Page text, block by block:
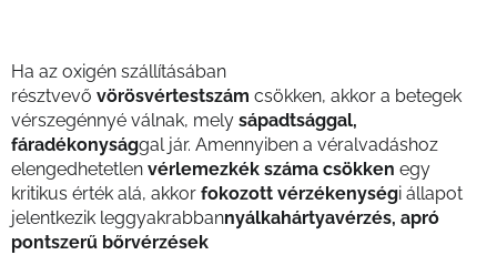
Ha az oxigén szállításában
résztvevő vörösvértestszám csökken, akkor a betegek
vérszegénnyé válnak, mely sápadtsággal,
fáradékonysággal jár. Amennyiben a véralvadáshoz
elengedhetetlen vérlemezkék száma csökken egy
kritikus érték alá, akkor fokozott vérzékenységi állapot
jelentkezik leggyakrabbannyálkahártyavérzés, apró
pontszerű bőrvérzések